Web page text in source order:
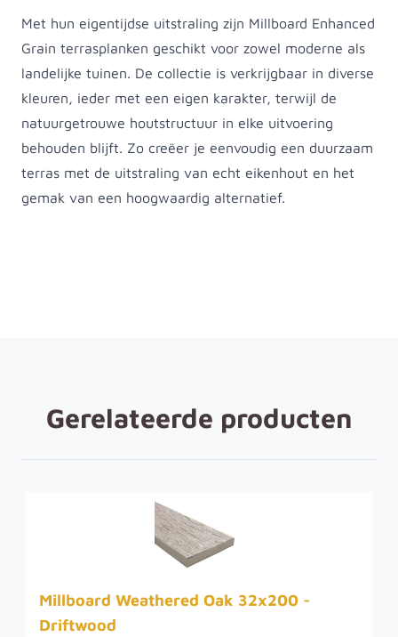
Met hun eigentijdse uitstraling zijn Millboard Enhanced
Grain terrasplanken geschikt voor zowel moderne als
landelijke tuinen. De collectie is verkrijgbaar in diverse
kleuren, ieder met een eigen karakter, terwijl de
natuurgetrouwe houtstructuur in elke uitvoering
behouden blijft. Zo creëer je eenvoudig een duurzaam
terras met de uitstraling van echt eikenhout en het
gemak van een hoogwaardig alternatief.
Gerelateerde producten
Millboard Weathered Oak 32x200 -
Driftwood